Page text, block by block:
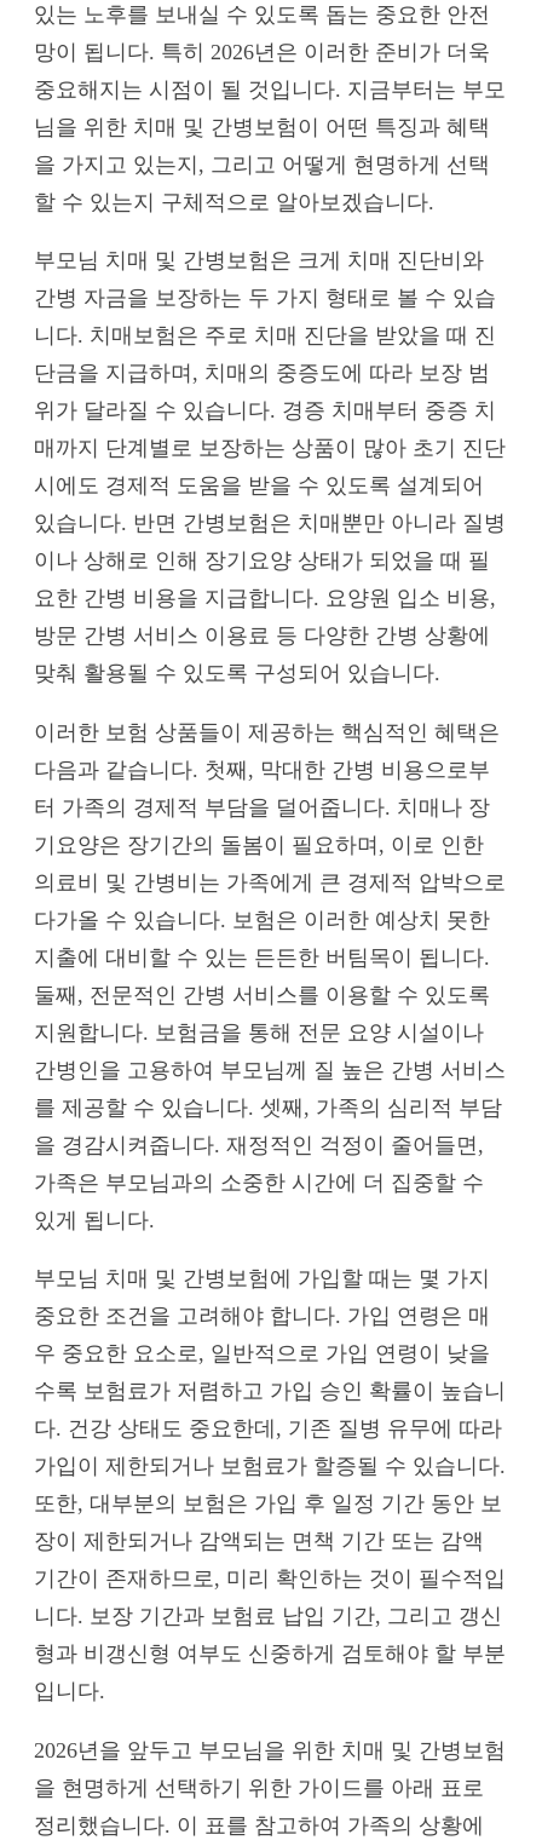
있는 노후를 보내실 수 있도록 돕는 중요한 안전
망이 됩니다. 특히 2026년은 이러한 준비가 더욱
중요해지는 시점이 될 것입니다. 지금부터는 부모
님을 위한 치매 및 간병보험이 어떤 특징과 혜택
을 가지고 있는지, 그리고 어떻게 현명하게 선택
할 수 있는지 구체적으로 알아보겠습니다.
부모님 치매 및 간병보험은 크게 치매 진단비와
간병 자금을 보장하는 두 가지 형태로 볼 수 있습
니다. 치매보험은 주로 치매 진단을 받았을 때 진
단금을 지급하며, 치매의 중증도에 따라 보장 범
위가 달라질 수 있습니다. 경증 치매부터 중증 치
매까지 단계별로 보장하는 상품이 많아 초기 진단
시에도 경제적 도움을 받을 수 있도록 설계되어
있습니다. 반면 간병보험은 치매뿐만 아니라 질병
이나 상해로 인해 장기요양 상태가 되었을 때 필
요한 간병 비용을 지급합니다. 요양원 입소 비용,
방문 간병 서비스 이용료 등 다양한 간병 상황에
맞춰 활용될 수 있도록 구성되어 있습니다.
이러한 보험 상품들이 제공하는 핵심적인 혜택은
다음과 같습니다. 첫째, 막대한 간병 비용으로부
터 가족의 경제적 부담을 덜어줍니다. 치매나 장
기요양은 장기간의 돌봄이 필요하며, 이로 인한
의료비 및 간병비는 가족에게 큰 경제적 압박으로
다가올 수 있습니다. 보험은 이러한 예상치 못한
지출에 대비할 수 있는 든든한 버팀목이 됩니다.
둘째, 전문적인 간병 서비스를 이용할 수 있도록
지원합니다. 보험금을 통해 전문 요양 시설이나
간병인을 고용하여 부모님께 질 높은 간병 서비스
를 제공할 수 있습니다. 셋째, 가족의 심리적 부담
을 경감시켜줍니다. 재정적인 걱정이 줄어들면,
가족은 부모님과의 소중한 시간에 더 집중할 수
있게 됩니다.
부모님 치매 및 간병보험에 가입할 때는 몇 가지
중요한 조건을 고려해야 합니다. 가입 연령은 매
우 중요한 요소로, 일반적으로 가입 연령이 낮을
수록 보험료가 저렴하고 가입 승인 확률이 높습니
다. 건강 상태도 중요한데, 기존 질병 유무에 따라
가입이 제한되거나 보험료가 할증될 수 있습니다.
또한, 대부분의 보험은 가입 후 일정 기간 동안 보
장이 제한되거나 감액되는 면책 기간 또는 감액
기간이 존재하므로, 미리 확인하는 것이 필수적입
니다. 보장 기간과 보험료 납입 기간, 그리고 갱신
형과 비갱신형 여부도 신중하게 검토해야 할 부분
입니다.
2026년을 앞두고 부모님을 위한 치매 및 간병보험
을 현명하게 선택하기 위한 가이드를 아래 표로
정리했습니다. 이 표를 참고하여 가족의 상황에